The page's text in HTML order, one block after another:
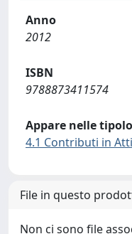
Anno
2012
ISBN
9788873411574
Appare nelle
4.1 Contributi in
File in questo
Non ci sono file